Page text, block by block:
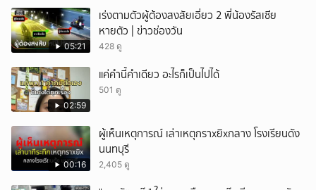
05:21
เร่งตามตัวผู้ต้องสงสัยเอี่ยว 2 พี่น้องรัสเซีย
หายตัว | ข่าวช่องวัน
428 ดู
02:59
แค่คำนี้คำเดียว อะไรก็เป็นไปได้
501 ดู
00:16
ผู้เห็นเหตุการณ์ เล่าเหตุกราxยิxกลาง โรงเรียนดัง
นนทบุรี
2,405 ดู